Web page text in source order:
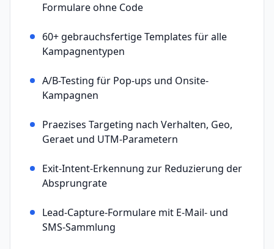
Formulare ohne Code
60+ gebrauchsfertige Templates für alle
Kampagnentypen
A/B-Testing für Pop-ups und Onsite-
Kampagnen
Praezises Targeting nach Verhalten, Geo,
Geraet und UTM-Parametern
Exit-Intent-Erkennung zur Reduzierung der
Absprungrate
Lead-Capture-Formulare mit E-Mail- und
SMS-Sammlung